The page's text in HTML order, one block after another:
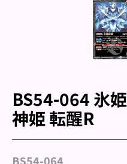
BS54-064 氷
神姫 転醒R
BS54-064